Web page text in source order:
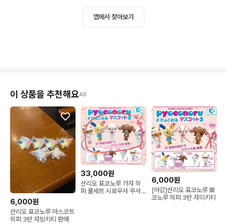
앱에서 찾아보기
이 상품을 추천해요AD
6,000원
산리오 표코노루 마스코트
히퍼 3탄 챠밍키티 판매
33,000원
산리오 표코노루 가챠 히
퍼 풀세트 시로우사 우사
6,000원
[마감]산리오 표코노루 뾰
코노루 히퍼 3탄 챠미키티